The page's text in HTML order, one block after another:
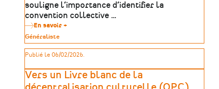
souligne l’importance d’identifier la
convention collective …
En savoir +
Les
conventions
applicables
dans
le
Type
de
patrimoine
Généraliste
Publié le 06/02/2026.
Vers un Livre blanc de la